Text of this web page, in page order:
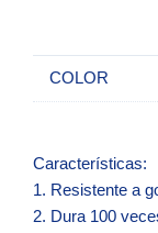
COLOR
Características:
1. Resistente a
2. Dura 100